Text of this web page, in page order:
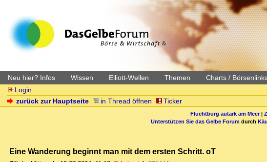
Neu hier? Infos Wissen Elliott-Wellen Themen Charts /
Login
zurück zur Hauptseite
in Thread öffnen Ticker
Fluchtburg autark am Meer|
Unterstützen Sie das Gelbe Forum durch
Eine Wanderung beginnt man mit dem ersten Schritt. oT